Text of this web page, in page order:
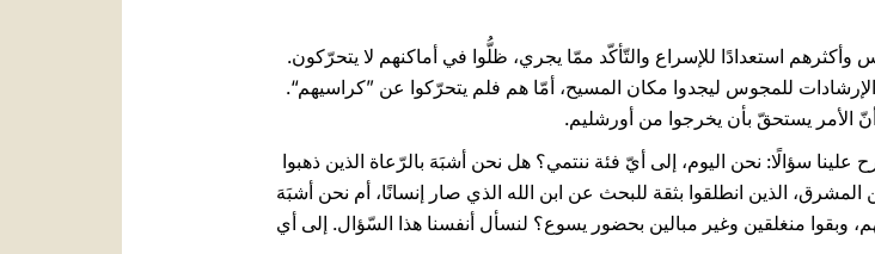
استعدادًا للإسراع والتّأكّد ممّا يجري، ظلُّوا في أماكنهم لا يتحرّكون.
للمجوس ليجدوا مكان المسيح، أمّا هم فلم يتحرّكوا عن ”كراسيهم“.
الأمر يستحقّ بأن يخرجوا من أورشليم.
علينا سؤالًا: نحن اليوم، إلى أيّ فئة ننتمي؟ هل نحن أشبَهَ بالرّعاة الذين ذهبوا
الذين انطلقوا بثقة للبحث عن ابن الله الذي صار إنسانًا، أم نحن أشبَهَ
وبقوا منغلقين وغير مبالين بحضور يسوع؟ لنسأل أنفسنا هذا السّؤال. إلى أي